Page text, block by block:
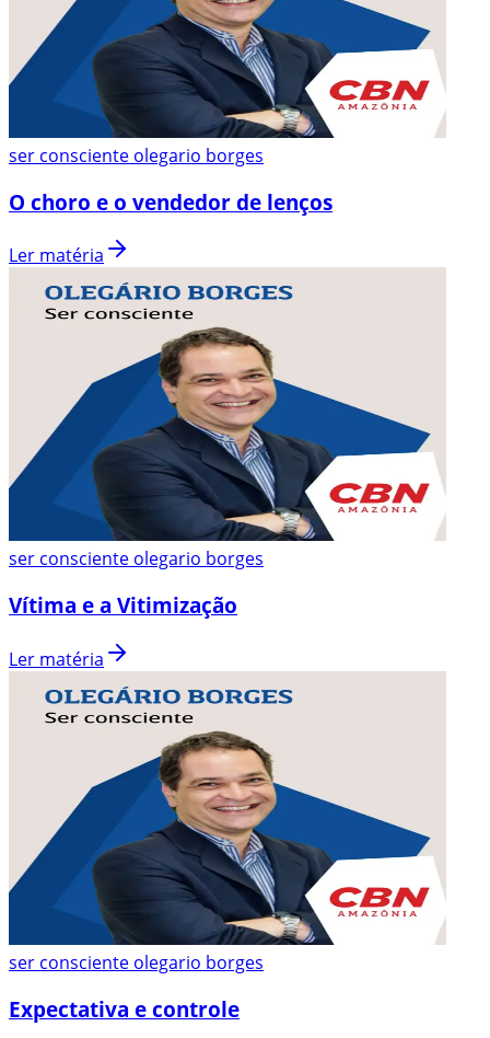
ser consciente olegario borges
O choro e o vendedor de lenços
Ler matéria
ser consciente olegario borges
Vítima e a Vitimização
Ler matéria
ser consciente olegario borges
Expectativa e controle